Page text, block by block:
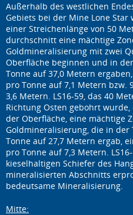
Außerhalb des westlichen
Gebiets bei der Mine Lone
einer Streichenlänge von 50
durchschnitt eine mächtige
Goldmineralisierung mit zwei
Oberfläche beginnen und in
Tonne auf 37,0 Metern
pro Tonne auf 7,1 Metern bzw.
3,6 Metern. LS16-59, das 40
Richtung Osten gebohrt
der Oberfläche, eine mächtige
Goldmineralisierung, die in der
Tonne auf 27,7 Metern ergab,
pro Tonne auf 7,3 Metern.
kieselhaltigen Schiefer des
mineralisierten Abschnitts
bedeutsame Mineralisierung.
Mitte: